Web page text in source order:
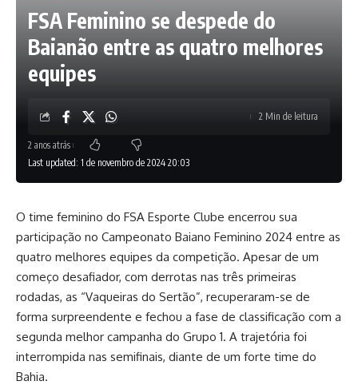
FSA Feminino se despede do
Baianão entre as quatro melhores
equipes
Last updated: 1 de novembro de 2024 20:03
2 anos atrás
2 Min de leitura
O time feminino do FSA Esporte Clube encerrou sua
participação no Campeonato Baiano Feminino 2024 entre as
quatro melhores equipes da competição. Apesar de um
começo desafiador, com derrotas nas três primeiras
rodadas, as “Vaqueiras do Sertão”, recuperaram-se de
forma surpreendente e fechou a fase de classificação com a
segunda melhor campanha do Grupo 1. A trajetória foi
interrompida nas semifinais, diante de um forte time do
Bahia.